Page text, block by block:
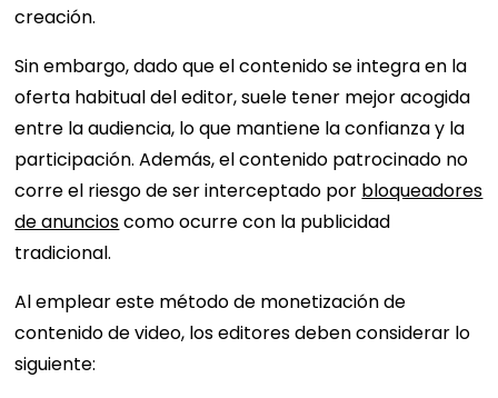
creación.
Sin embargo, dado que el contenido se integra en la
oferta habitual del editor, suele tener mejor acogida
entre la audiencia, lo que mantiene la confianza y la
participación. Además, el contenido patrocinado no
corre el riesgo de ser interceptado por bloqueadores
de anuncioscomo ocurre con la publicidad
tradicional.
Al emplear este método de monetización de
contenido de video, los editores deben considerar lo
siguiente: